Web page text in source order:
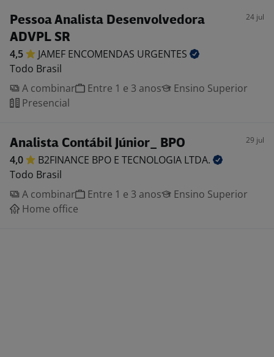
Pessoa Analista Desenvolvedora
ADVPL SR
24 jul
4,5 JAMEF ENCOMENDAS URGENTES
Todo Brasil
A combinar
Entre 1 e 3 anos
Ensino Superior
Presencial
Analista Contábil Júnior_ BPO 29 jul
4,0 B2FINANCE BPO E TECNOLOGIA LTDA.
Todo Brasil
A combinar
Entre 1 e 3 anos
Ensino Superior
Home office